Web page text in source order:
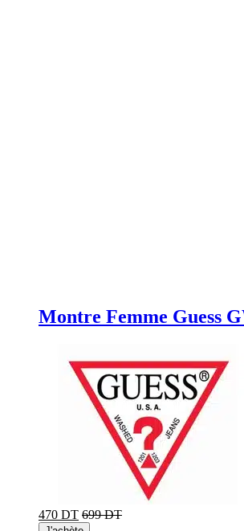
Montre Femme Guess
470 DT 699 DT